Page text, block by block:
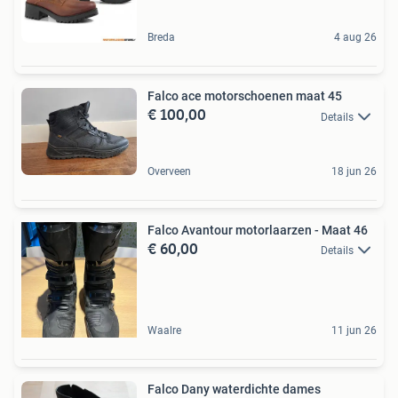
Breda 4 aug 26
Falco ace motorschoenen maat 45
€ 100,00 Details
Overveen 18 jun 26
Falco Avantour motorlaarzen - Maat 46
€ 60,00 Details
Waalre 11 jun 26
Falco Dany waterdichte dames